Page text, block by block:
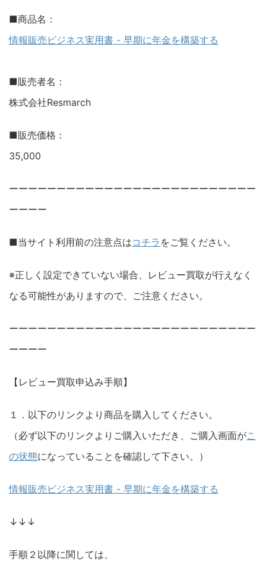
■商品名：
情報販売ビジネス実用書 - 早期に年金を構築する
■販売者名：
株式会社Resmarch
■販売価格：
35,000
ーーーーーーーーーーーーーーーーーーーーーーーーーー
ーーーー
■当サイト利用前の注意点はコチラ をご覧ください。
※正しく設定できていない場合、レビュー買取が行えなく
なる可能性がありますので、ご注意ください。
ーーーーーーーーーーーーーーーーーーーーーーーーーー
ーーーー
【レビュー買取申込み手順】
１．以下のリンクより商品を購入してください。
（必ず以下のリンクよりご購入いただき、ご購入画面がこ
の状態になっていることを確認して下さい。）
情報販売ビジネス実用書 - 早期に年金を構築する
↓↓↓
手順２以降に関しては、